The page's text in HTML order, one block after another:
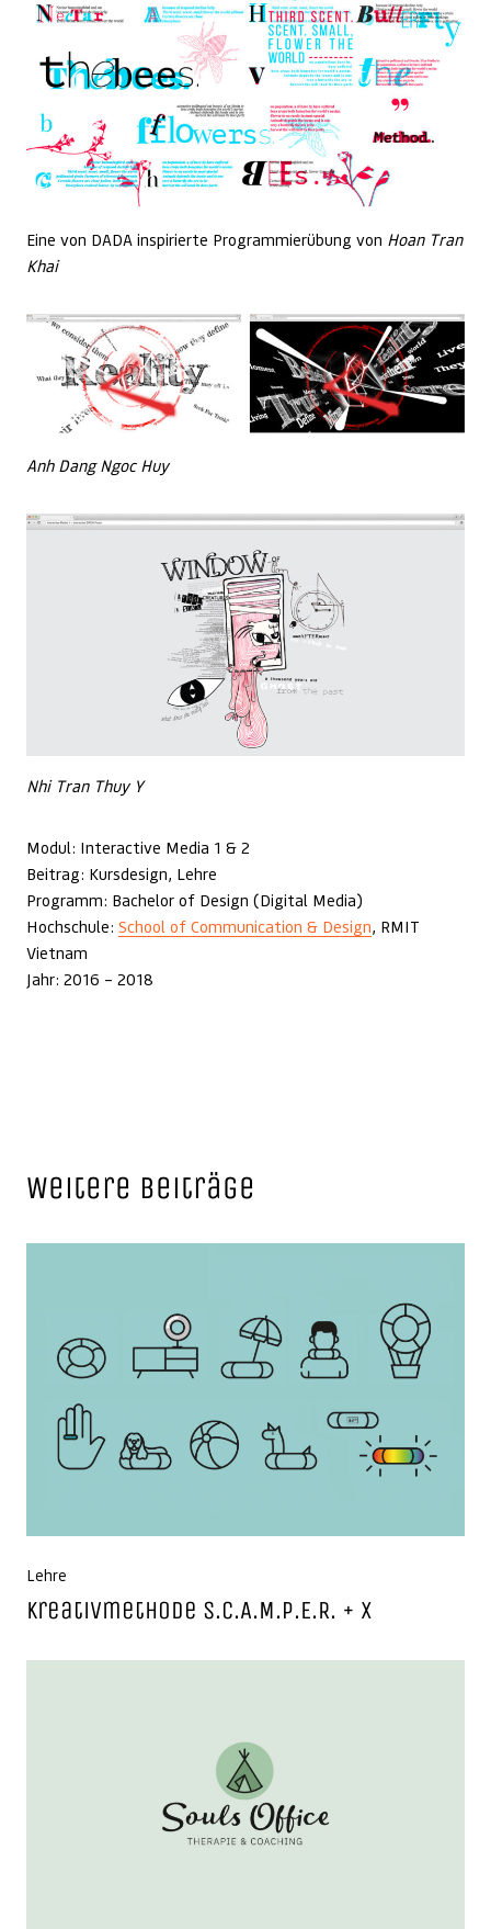
Eine von DADA inspirierte Programmierübung von Hoan Tran
Khai
Anh Dang Ngoc Huy
Nhi Tran Thuy Y
Modul: Interactive Media 1 & 2
Beitrag: Kursdesign, Lehre
Programm: Bachelor of Design (Digital Media)
Hochschule: School of Communication & Design, RMIT
Vietnam
Jahr: 2016 – 2018
Weitere Beiträge
Lehre
Kreativmethode S.C.A.M.P.E.R. + X